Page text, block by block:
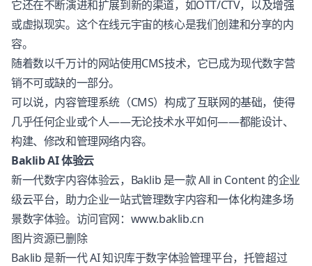
它还在不断演进和扩展到新的渠道，如OTT/CTV，以及增强
或虚拟现实。这个在线元宇宙的核心是我们创建和分享的内
容。
随着数以千万计的网站使用CMS技术，它已成为现代数字营
销不可或缺的一部分。
可以说，内容管理系统（CMS）构成了互联网的基础，使得
几乎任何企业或个人——无论技术水平如何——都能设计、
构建、修改和管理网络内容。
Baklib AI 体验云
新一代数字内容体验云，Baklib 是一款 All in Content 的企业
级云平台，助力企业一站式管理数字内容和一体化构建多场
景数字体验。访问官网：www.baklib.cn
图片资源已删除
Baklib 是新一代 AI 知识库于数字体验管理平台，托管超过